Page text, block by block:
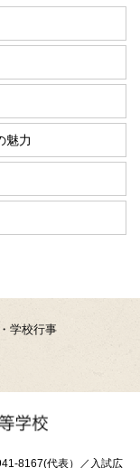
魅力
学校行事
8167(代表）／入試広